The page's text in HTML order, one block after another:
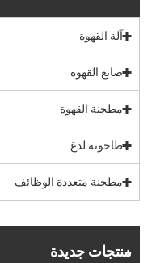
آلة القهوة
صانع القهوة
مطحنة القهوة
طاحونة لدغ
مطحنة متعددة الوظائف
منتجات جديدة